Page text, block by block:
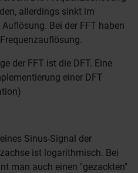
allerdings sinkt im
Bei der FFT haben
der FFT ist die DFT. Eine
einer DFT
Sinus-Signal der
ist logarithmisch. Bei
man auch einen "gezackten"